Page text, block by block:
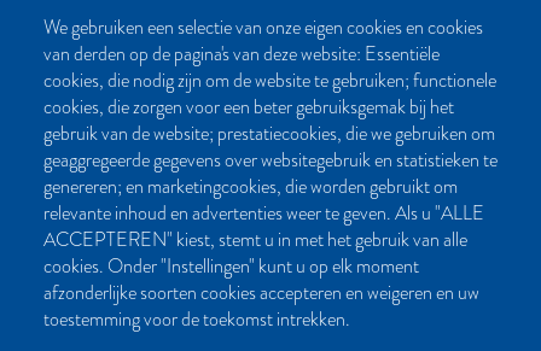
We gebruiken een selectie van onze eigen cookies en cookies
van derden op de pagina's van deze website: Essentiële
cookies, die nodig zijn om de website te gebruiken; functionele
cookies, die zorgen voor een beter gebruiksgemak bij het
gebruik van de website; prestatiecookies, die we gebruiken om
geaggregeerde gegevens over websitegebruik en statistieken te
genereren; en marketingcookies, die worden gebruikt om
relevante inhoud en advertenties weer te geven. Als u "ALLE
ACCEPTEREN" kiest, stemt u in met het gebruik van alle
cookies. Onder "Instellingen" kunt u op elk moment
afzonderlijke soorten cookies accepteren en weigeren en uw
toestemming voor de toekomst intrekken.
CONTACT
Post- en bezoekadres:
Kattegat 32-8
9723 JP Groningen
Nederland
Bellen:
050 851 80 41
Bereikbaar van maandag t/m vrijdag tussen 9.00 en 17.00 uur